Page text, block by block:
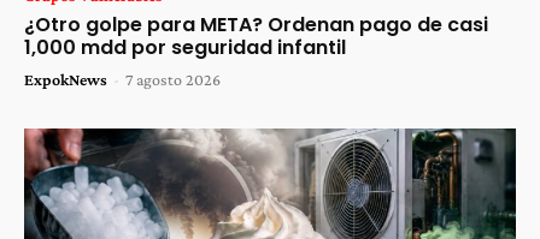
¿Otro golpe para META? Ordenan pago de casi
1,000 mdd por seguridad infantil
ExpokNews - 7 agosto 2026